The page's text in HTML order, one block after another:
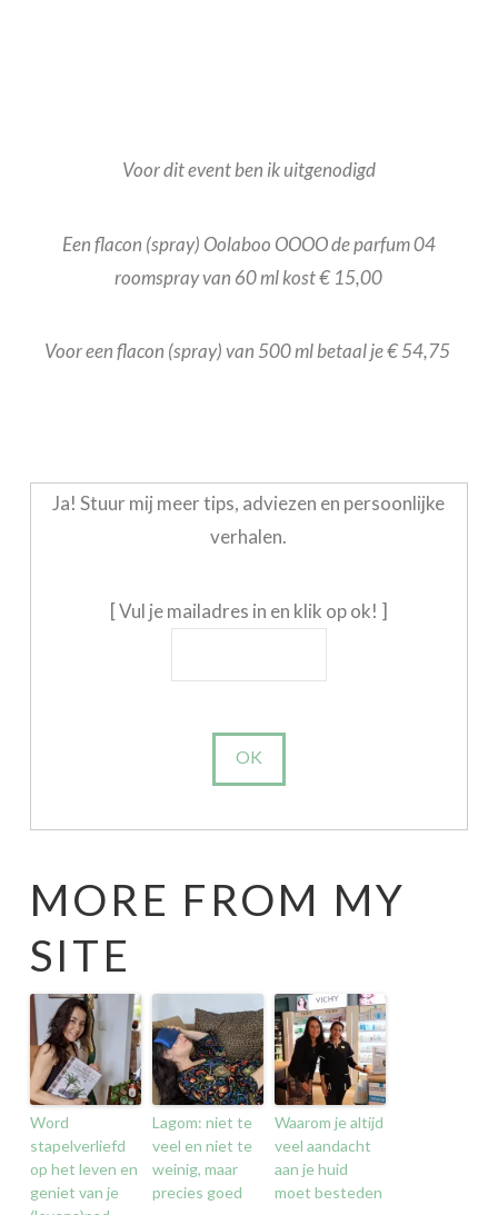
Voor dit event ben ik uitgenodigd
Een flacon (spray) Oolaboo OOOO de parfum 04
roomspray van 60 ml kost € 15,00
Voor een flacon (spray) van 500 ml betaal je € 54,75
Ja! Stuur mij meer tips, adviezen en persoonlijke
verhalen.
[ Vul je mailadres in en klik op ok! ]
MORE FROM MY
SITE
Word
stapelverliefd
op het leven en
geniet van je
Lagom: niet te
veel en niet te
weinig, maar
precies goed
Waarom je altijd
veel aandacht
aan je huid
moet besteden